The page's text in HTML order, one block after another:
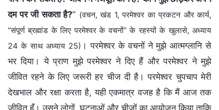
दम पर जी सकता है?” (वचन, खंड 1, परमेश्वर का प्रकटन और कार्य,
“संपूर्ण ब्रह्मांड के लिए परमेश्वर के वचनों” के रहस्यों के खुलासे, अध्याय
24 के साथ अध्याय 25) । परमेश्वर के वचनों ने मुझे आत्मग्लानि से
भर दिया। ये प्राण मुझे परमेश्वर ने दिए हैं और परमेश्वर ने मुझे
जीवित रहने के लिए जरूरी हर चीज दी है। परमेश्वर चुपचाप मेरी
देखभाल और रक्षा करता है, यही एकमात्र वजह है कि मैं आज तक
जीवित हूँ। उसने लोगों, घटनाओं और चीजों का आयोजन किया ताकि